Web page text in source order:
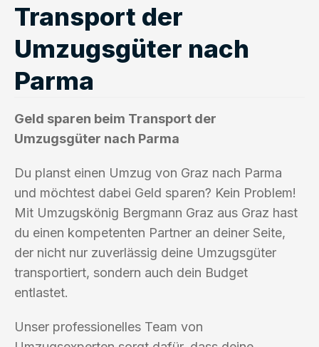
Transport der
Umzugsgüter nach
Parma
Geld sparen beim Transport der
Umzugsgüter nach Parma
Du planst einen Umzug von Graz nach Parma
und möchtest dabei Geld sparen? Kein Problem!
Mit Umzugskönig Bergmann Graz aus Graz hast
du einen kompetenten Partner an deiner Seite,
der nicht nur zuverlässig deine Umzugsgüter
transportiert, sondern auch dein Budget
entlastet.
Unser professionelles Team von